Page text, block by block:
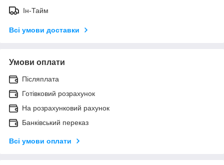
Ін-Тайм
Всі умови доставки
Умови оплати
Післяплата
Готівковий розрахунок
На розрахунковий рахунок
Банківський переказ
Всі умови оплати